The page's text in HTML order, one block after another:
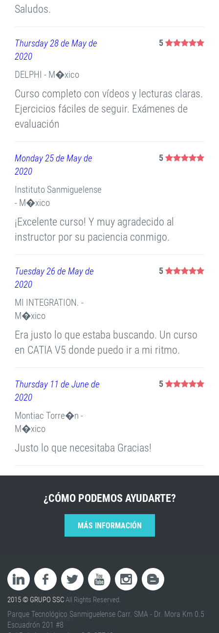
Saludos.
Thursday 28 de May de
2020
DELPHI - M�xico
5
Curso completo con vídeos y lecturas claras.
Ejercicios fáciles de seguir. Exámenes de
evaluación
Monday 25 de May de
2020
Instituto Sanmiguelense
- M�xico
5
¡Excelente curso! Y muy agradecido al
instructor por su paciencia conmigo.
Tuesday 26 de May de
2020
MI INTEGRATION. -
M�xico
5
Era justo lo que estaba buscando. Un curso
en CATIA V5 donde puedo ir a mi ritmo.
Thursday 11 de June de
2020
Montiac Torre�n -
M�xico
5
Justo lo que necesitaba Gracias!
¿CÓMO PODEMOS AYUDARTE?
MÁS INFORMACIÓN
2015 © GRUPO SSCAll Rights Reserved.
Terminos y Condiciones
Parque Tecnológico Sanmiguelense Carr. SMA - Dr. Mora Km 0.5
Escuadrón 201 #8